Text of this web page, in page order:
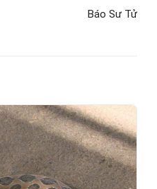
Báo Sư Tử